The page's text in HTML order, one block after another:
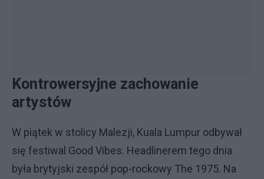
Kontrowersyjne zachowanie
artystów
W piątek w stolicy Malezji, Kuala Lumpur odbywał
się festiwal Good Vibes. Headlinerem tego dnia
była brytyjski zespół pop-rockowy The 1975. Na